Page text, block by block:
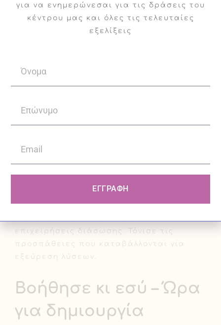
τους ότι είναι ασφαλή και ότι ο πόλεμος
συμβαίνει σε μία άλλη χώρα μακριά από
αυτά. Όσο μεγαλώνουν, τα παιδία
τα στον τρόπο που αποκτούν
πληροφορίες σχετικά με τα γεγονότα. Οι
καταλάβουν τις συνέπειες ενός πολέμου
και συχνά εκφράζουν ανησυχίες για τους
ανοιχτά.
«Θα τα καταφέρουμε»
Συζήτησε τρόπους υποστήριξης. Από
επιχειρήσεις διάσωσης. Τόνισε τις
προσπάθειες που καταβάλλονται για
εξεύρεση λύσεων.
Βοήθησε κι εσύ – Ώρα
για δημιουργία
για να ενημερώνεσαι για τις δράσεις του
κέντρου μας και όλες τις τελευταίες
εξελίξεις
ΕΓΓΡΑΦΗ